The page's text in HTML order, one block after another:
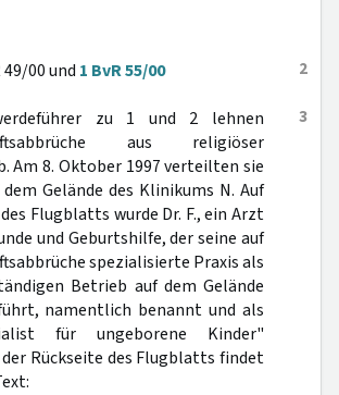
2
00 und 1 BvR 55/00
3
zu 1 und 2 lehnen
aus religiöser
Am 8. Oktober 1997 verteilten sie
Gelände des Klinikums N. Auf
Flugblatts wurde Dr. F., ein Arzt
und Geburtshilfe, der seine auf
spezialisierte Praxis als
Betrieb auf dem Gelände
namentlich benannt und als
für ungeborene Kinder"
Rückseite des Flugblatts findet